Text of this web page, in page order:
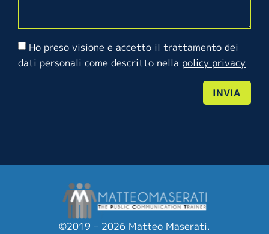
Ho preso visione e accetto il trattamento dei
dati personali come descritto nella policy privacy
INVIA
©2019 – 2026 Matteo Maserati.